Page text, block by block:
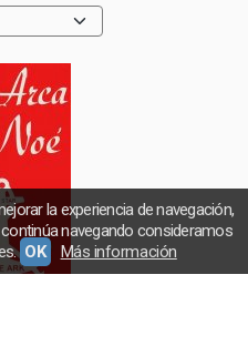
la experiencia de navegación,
navegando consideramos
OK Más información